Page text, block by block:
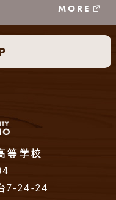
MORE
等学校
7-24-24